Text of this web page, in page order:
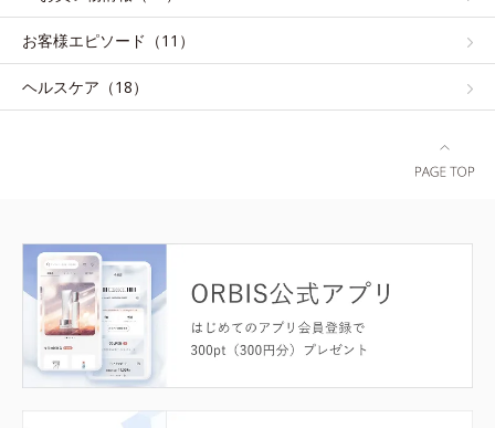
お客様エピソード（11）
ヘルスケア（18）